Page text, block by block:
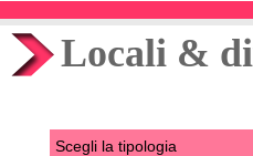
Locali &
Scegli la tipologia